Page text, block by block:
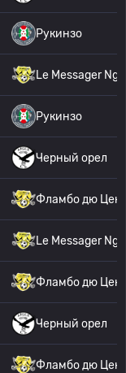
Рукинзо
Le Messager
Рукинзо
Черный орел
Фламбо дю
Le Messager
Фламбо дю
Черный орел
Фламбо дю